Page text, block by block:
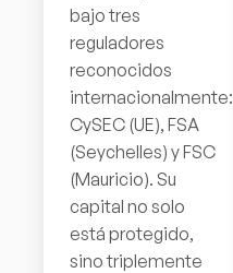
bajo tres
reguladores
reconocidos
internacionalmente:
CySEC (UE), FSA
(Seychelles) y FSC
(Mauricio). Su
capital no solo
está protegido,
sino triplemente